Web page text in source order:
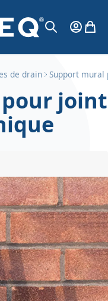
MonMon
de drain Support mural
joint